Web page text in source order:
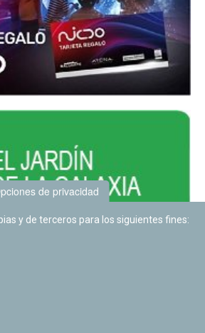
de privacidad
y de terceros para los siguientes fines: